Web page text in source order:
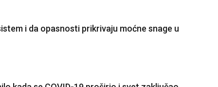
i da opasnosti prikrivaju moćne snage u